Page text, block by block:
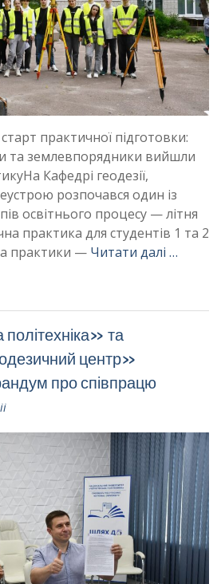
практичної підготовки:
та землевпорядники вийшли
Кафедрі геодезії,
розпочався один із
освітнього процесу — літня
практика для студентів 1 та 2
практики — Читати далі …
та
центр»
про співпрацю